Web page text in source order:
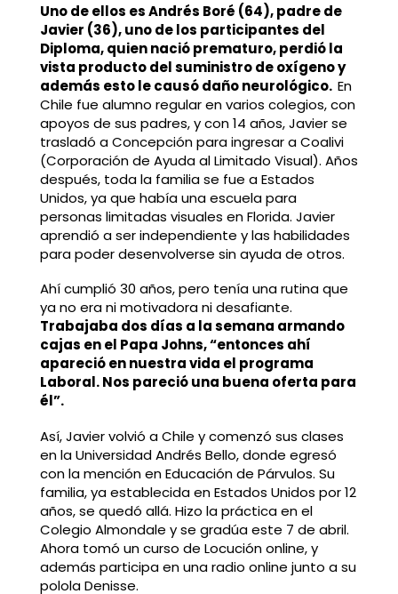
Uno de ellos es Andrés Boré (64), padre de
Javier (36), uno de los participantes del
Diploma, quien nació prematuro, perdió la
vista producto del suministro de oxígeno y
además esto le causó daño neurológico. En
Chile fue alumno regular en varios colegios, con
apoyos de sus padres, y con 14 años, Javier se
trasladó a Concepción para ingresar a Coalivi
(Corporación de Ayuda al Limitado Visual). Años
después, toda la familia se fue a Estados
Unidos, ya que había una escuela para
personas limitadas visuales en Florida. Javier
aprendió a ser independiente y las habilidades
para poder desenvolverse sin ayuda de otros.
Ahí cumplió 30 años, pero tenía una rutina que
ya no era ni motivadora ni desafiante.
Trabajaba dos días a la semana armando
cajas en el Papa Johns, “entonces ahí
apareció en nuestra vida el programa
Laboral. Nos pareció una buena oferta para
él”.
Así, Javier volvió a Chile y comenzó sus clases
en la Universidad Andrés Bello, donde egresó
con la mención en Educación de Párvulos. Su
familia, ya establecida en Estados Unidos por 12
años, se quedó allá. Hizo la práctica en el
Colegio Almondale y se gradúa este 7 de abril.
Ahora tomó un curso de Locución online, y
además participa en una radio online junto a su
polola Denisse.